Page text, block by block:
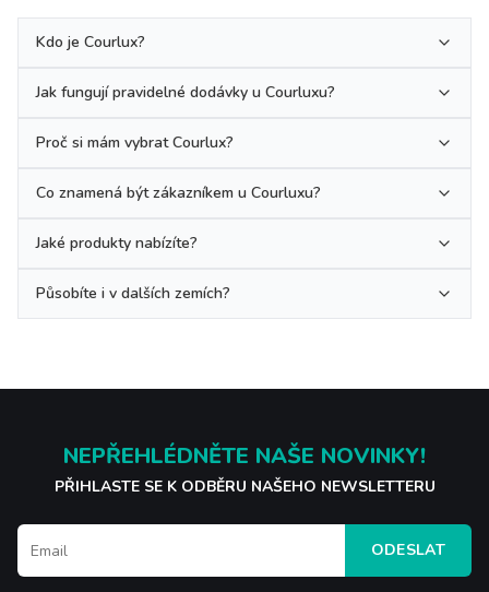
Kdo je Courlux?
Jak fungují pravidelné dodávky u Courluxu?
Proč si mám vybrat Courlux?
Co znamená být zákazníkem u Courluxu?
Jaké produkty nabízíte?
Působíte i v dalších zemích?
NEPŘEHLÉDNĚTE NAŠE NOVINKY!
PŘIHLASTE SE K ODBĚRU NAŠEHO NEWSLETTERU
ODESLAT